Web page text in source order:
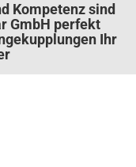
Kompetenz sind
GmbH perfekt
Ihr